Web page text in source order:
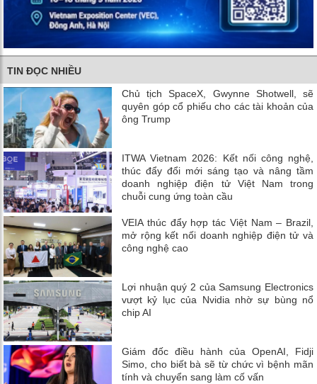
TIN ĐỌC NHIỀU
Chủ tịch SpaceX, Gwynne Shotwell, sẽ
quyên góp cổ phiếu cho các tài khoản của
ông Trump
ITWA Vietnam 2026: Kết nối công nghệ,
thúc đẩy đổi mới sáng tạo và nâng tầm
doanh nghiệp điện tử Việt Nam trong
chuỗi cung ứng toàn cầu
VEIA thúc đẩy hợp tác Việt Nam – Brazil,
mở rộng kết nối doanh nghiệp điện tử và
công nghệ cao
Lợi nhuận quý 2 của Samsung Electronics
vượt kỷ lục của Nvidia nhờ sự bùng nổ
chip AI
Giám đốc điều hành của OpenAI, Fidji
Simo, cho biết bà sẽ từ chức vì bệnh mãn
tính và chuyển sang làm cố vấn